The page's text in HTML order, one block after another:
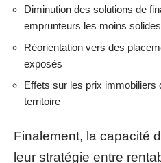
Diminution des solutions de
emprunteurs les moins solides
Réorientation vers des
exposés
Effets sur les prix immobiliers
territoire
Finalement, la capacité
leur stratégie entre